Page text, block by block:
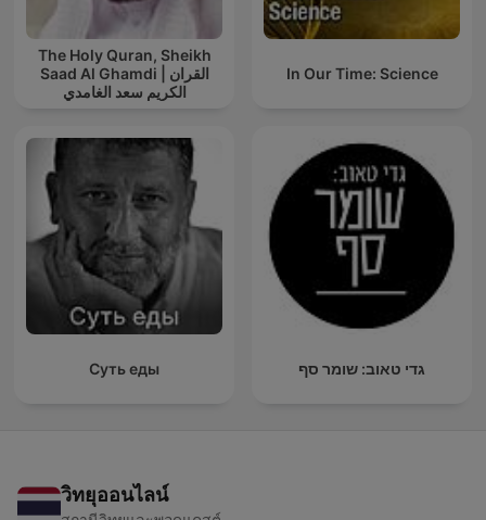
The Holy Quran, Sheikh
Saad Al Ghamdi | القران
الكريم سعد الغامدي
In Our Time: Science
Суть еды גדי טאוב: שומר סף
วิทยุออนไลน์